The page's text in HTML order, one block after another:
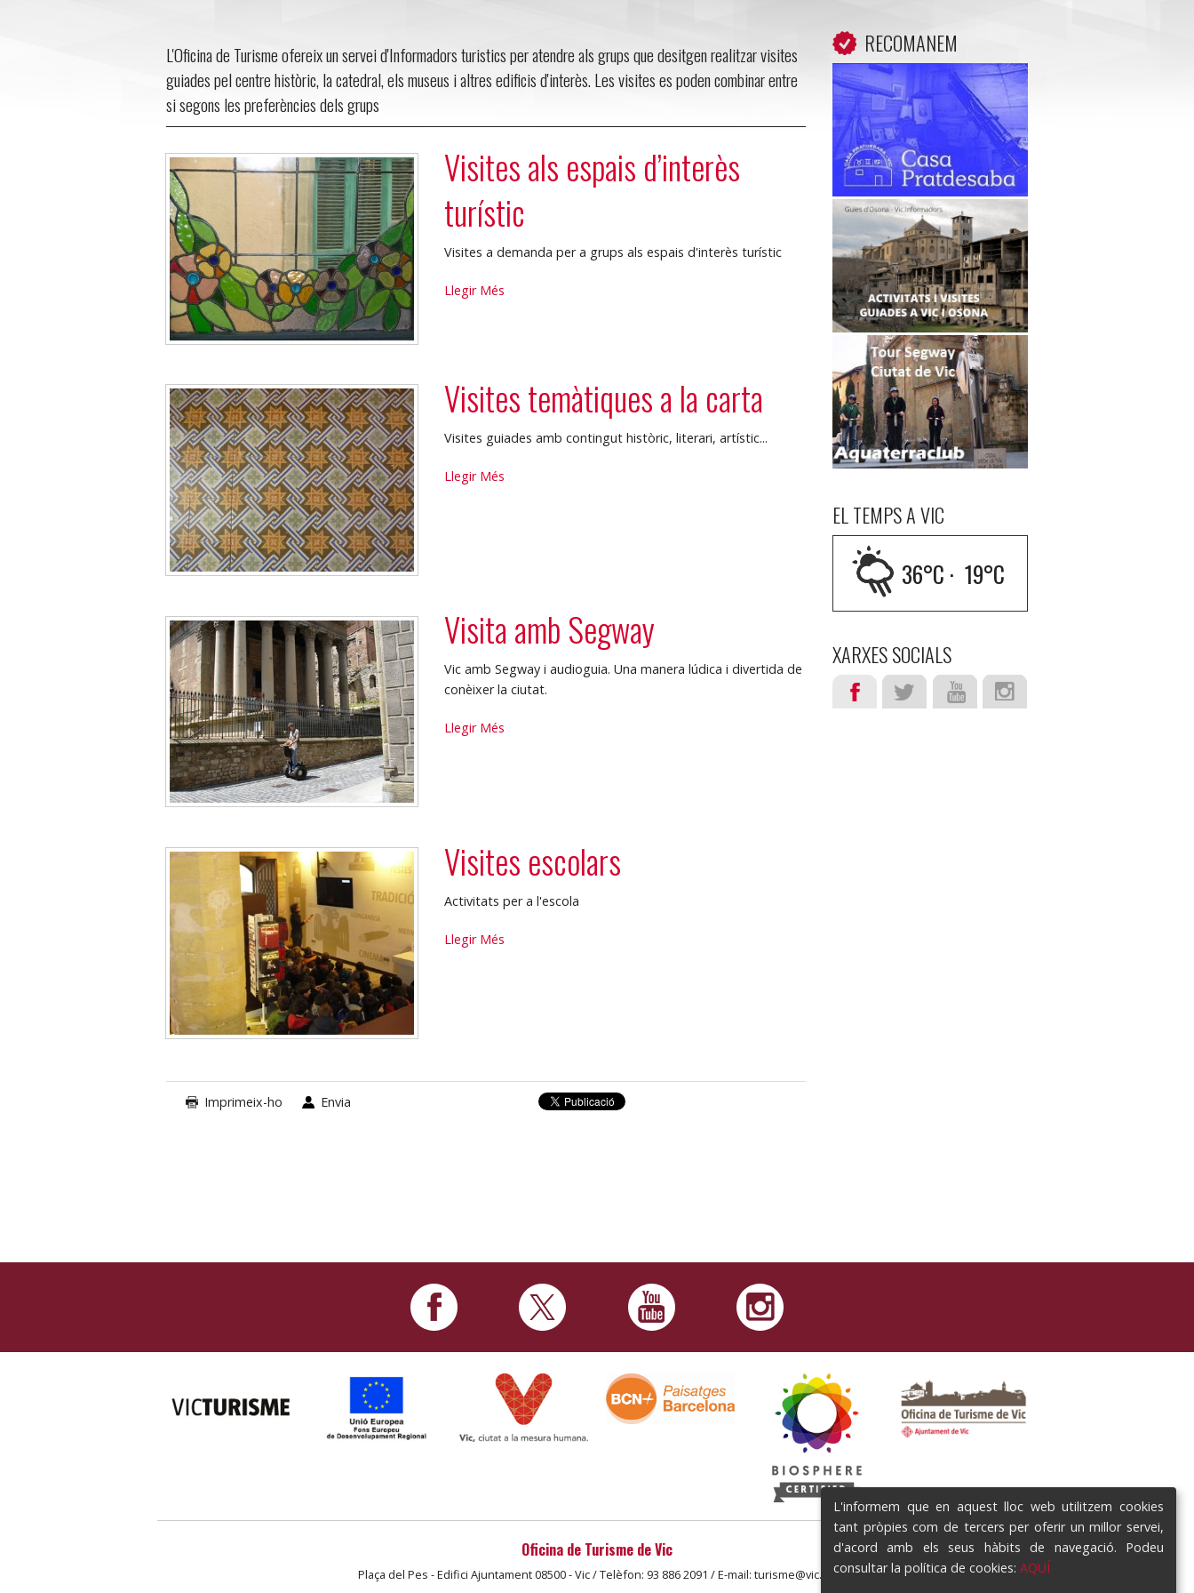
L'Oficina de Turisme ofereix un servei d'Informadors turistics per atendre als grups que desitgen realitzar visites
guiades pel centre històric, la catedral, els museus i altres edificis d'interès. Les visites es poden combinar entre
si segons les preferències dels grups
Visites als espais d’interès
turístic
Visites a demanda per a grups als espais d'interès turístic
Visites
-
Llegir Més
Visites temàtiques a la carta
Visites guiades amb contingut històric, literari, artístic...
Visites
Llegir Més
Visita amb Segway
Vic amb Segway i audioguia. Una manera lúdica i divertida de
conèixer la ciutat.
Visita
Llegir Més
Visites escolars
Activitats per a l'escola
Visites
Llegir Més
Imprimeix-ho Envia
RECOMANEM
EL TEMPS A VIC
36°C · 19°C
XARXES SOCIALS
Oficina de Turisme de Vic
Plaça del Pes - Edifici Ajuntament 08500 - Vic / Telèfon: 93 886 2091 / E-mail: turisme@vic.cat
L'informem que en aquest lloc web utilitzem cookies
tant pròpies com de tercers per oferir un millor servei,
d'acord amb els seus hàbits de navegació. Podeu
consultar la política de cookies: AQUÍ